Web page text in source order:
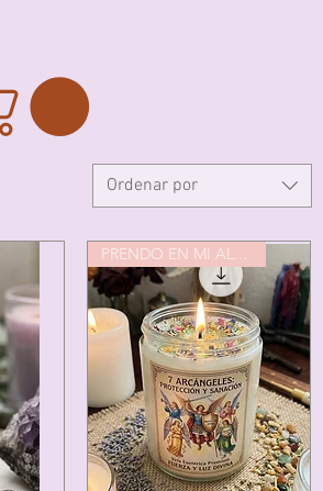
Ordenar por
PRENDO EN MI ALTAR